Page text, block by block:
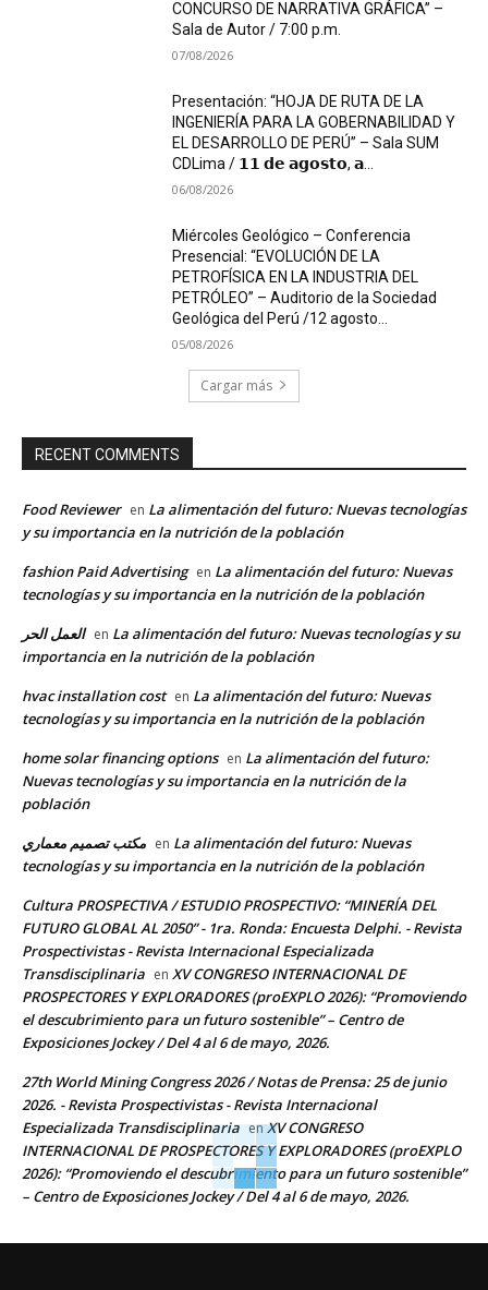
CONCURSO DE NARRATIVA GRÁFICA” –
Sala de Autor / 7:00 p.m.
07/08/2026
Presentación: “HOJA DE RUTA DE LA
INGENIERÍA PARA LA GOBERNABILIDAD Y
EL DESARROLLO DE PERÚ” – Sala SUM
CDLima / 𝟭𝟭 𝗱𝗲 𝗮𝗴𝗼𝘀𝘁𝗼, 𝗮...
06/08/2026
Miércoles Geológico – Conferencia
Presencial: “EVOLUCIÓN DE LA
PETROFÍSICA EN LA INDUSTRIA DEL
PETRÓLEO” – Auditorio de la Sociedad
Geológica del Perú /12 agosto...
05/08/2026
Cargar más
RECENT COMMENTS
Food Reviewer en La alimentación del futuro: Nuevas tecnologías
y su importancia en la nutrición de la población
fashion Paid Advertising en La alimentación del futuro: Nuevas
tecnologías y su importancia en la nutrición de la población
العمل الحر en La alimentación del futuro: Nuevas tecnologías y su
importancia en la nutrición de la población
hvac installation cost en La alimentación del futuro: Nuevas
tecnologías y su importancia en la nutrición de la población
home solar financing options en La alimentación del futuro:
Nuevas tecnologías y su importancia en la nutrición de la
población
مكتب تصميم معماري en La alimentación del futuro: Nuevas
tecnologías y su importancia en la nutrición de la población
Cultura PROSPECTIVA / ESTUDIO PROSPECTIVO: “MINERÍA DEL
FUTURO GLOBAL AL 2050” - 1ra. Ronda: Encuesta Delphi. - Revista
Prospectivistas - Revista Internacional Especializada
Transdisciplinaria en XV CONGRESO INTERNACIONAL DE
PROSPECTORES Y EXPLORADORES (proEXPLO 2026): “Promoviendo
el descubrimiento para un futuro sostenible” – Centro de
Exposiciones Jockey / Del 4 al 6 de mayo, 2026.
27th World Mining Congress 2026 / Notas de Prensa: 25 de junio
2026. - Revista Prospectivistas - Revista Internacional
Especializada Transdisciplinaria enXV CONGRESO
INTERNACIONAL DE PROSPECTORES Y EXPLORADORES (proEXPLO
2026): “Promoviendo el descubrimiento para un futuro sostenible”
– Centro de Exposiciones Jockey / Del 4 al 6 de mayo, 2026.